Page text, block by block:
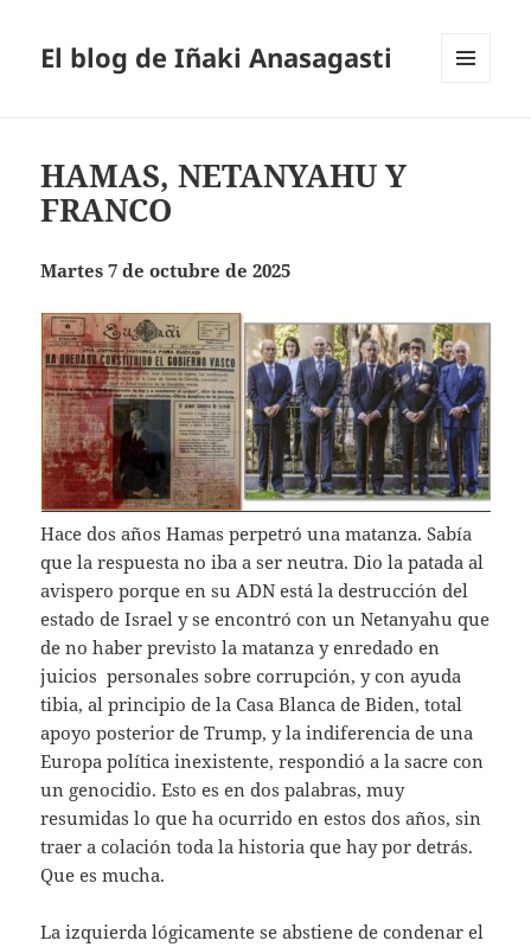
El blog de Iñaki Anasagasti
HAMAS, NETANYAHU Y
FRANCO
Martes 7 de octubre de 2025
Hace dos años Hamas perpetró una matanza. Sabía
que la respuesta no iba a ser neutra. Dio la patada al
avispero porque en su ADN está la destrucción del
estado de Israel y se encontró con un Netanyahu que
de no haber previsto la matanza y enredado en
juicios personales sobre corrupción, y con ayuda
tibia, al principio de la Casa Blanca de Biden, total
apoyo posterior de Trump, y la indiferencia de una
Europa política inexistente, respondió a la sacre con
un genocidio. Esto es en dos palabras, muy
resumidas lo que ha ocurrido en estos dos años, sin
traer a colación toda la historia que hay por detrás.
Que es mucha.
La izquierda lógicamente se abstiene de condenar el